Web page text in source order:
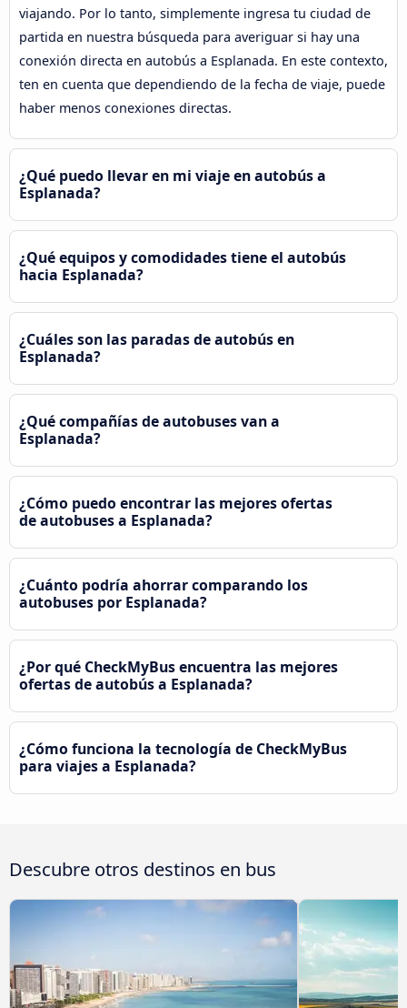
viajando. Por lo tanto, simplemente ingresa tu ciudad de
partida en nuestra búsqueda para averiguar si hay una
conexión directa en autobús a Esplanada. En este contexto,
ten en cuenta que dependiendo de la fecha de viaje, puede
haber menos conexiones directas.
¿Qué puedo llevar en mi viaje en autobús a
Esplanada?
¿Qué equipos y comodidades tiene el autobús
hacia Esplanada?
¿Cuáles son las paradas de autobús en
Esplanada?
¿Qué compañías de autobuses van a
Esplanada?
¿Cómo puedo encontrar las mejores ofertas
de autobuses a Esplanada?
¿Cuánto podría ahorrar comparando los
autobuses por Esplanada?
¿Por qué CheckMyBus encuentra las mejores
ofertas de autobús a Esplanada?
¿Cómo funciona la tecnología de CheckMyBus
para viajes a Esplanada?
Descubre otros destinos en bus